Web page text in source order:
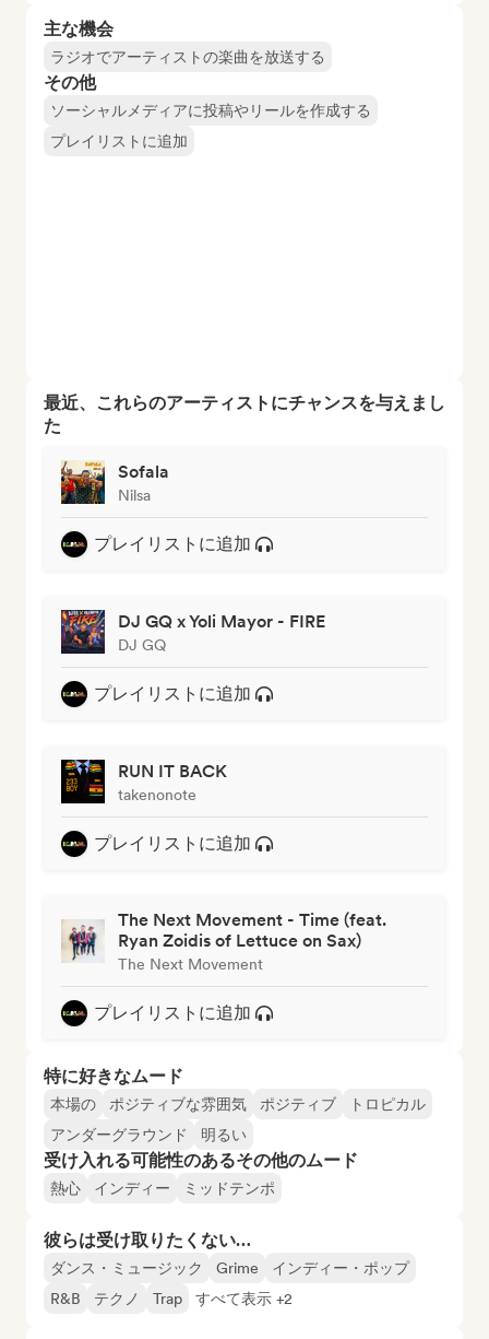
主な機会
ラジオでアーティストの楽曲を放送する
その他
ソーシャルメディアに投稿やリールを作成する
プレイリストに追加
最近、これらのアーティストにチャンスを与えまし
た
Sofala
Nilsa
プレイリストに追加
DJ GQ x Yoli Mayor - FIRE
DJ GQ
プレイリストに追加
RUN IT BACK
takenonote
プレイリストに追加
The Next Movement - Time (feat.
Ryan Zoidis of Lettuce on Sax)
The Next Movement
プレイリストに追加
特に好きなムード
本場の ポジティブな雰囲気 ポジティブ
トロピカル
アンダーグラウンド
明るい
受け入れる可能性のあるその他のムード
熱心 インディー ミッドテンポ
彼らは受け取りたくない…
ダンス・ミュージック Grime
インディー・ポップ
R&B
テクノ Trap すべて表示 +2